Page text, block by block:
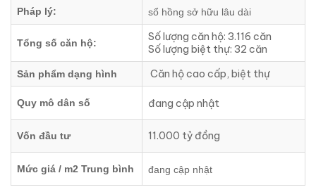
Pháp lý: sổ hồng sở hữu lâu dài
Tổng số căn hộ:
Số lượng căn hộ: 3.116 căn
Số lượng biệt thự: 32 căn
Sản phẩm dạng hình Căn hộ cao cấp, biệt thự
Quy mô dân số đang cập nhật
Vốn đầu tư 11.000 tỷ đồng
Mức giá / m2 Trung bình đang cập nhật